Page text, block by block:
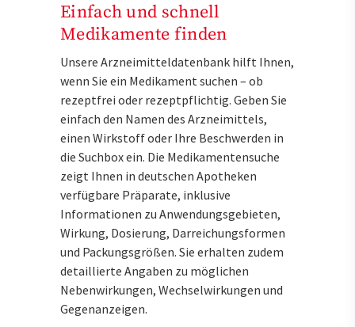
Einfach und schnell
Medikamente finden
Unsere Arzneimitteldatenbank hilft Ihnen,
wenn Sie ein Medikament suchen – ob
rezeptfrei oder rezeptpflichtig. Geben Sie
einfach den Namen des Arzneimittels,
einen Wirkstoff oder Ihre Beschwerden in
die Suchbox ein. Die Medikamentensuche
zeigt Ihnen in deutschen Apotheken
verfügbare Präparate, inklusive
Informationen zu Anwendungsgebieten,
Wirkung, Dosierung, Darreichungsformen
und Packungsgrößen. Sie erhalten zudem
detaillierte Angaben zu möglichen
Nebenwirkungen, Wechselwirkungen und
Gegenanzeigen.